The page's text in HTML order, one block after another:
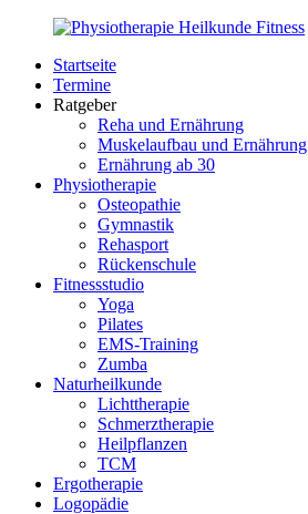
Zurück
Inhalt
PhysioMed-
Fit.de
Gesundheit
Startseite
Termine
Ratgeber
Reha und Ernährung
Muskelaufbau und Ernährung
Ernährung ab 30
Physiotherapie
Osteopathie
Gymnastik
Rehasport
Rückenschule
Fitnessstudio
Yoga
Pilates
EMS-Training
Zumba
Naturheilkunde
Lichttherapie
Schmerztherapie
Heilpflanzen
TCM
Ergotherapie
Logopädie